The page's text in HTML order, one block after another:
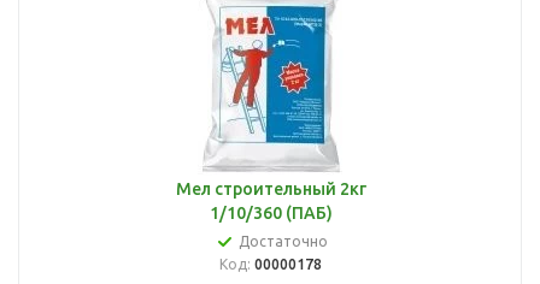
Мел строительный 2кг
1/10/360 (ПАБ)
Достаточно
Код: 00000178